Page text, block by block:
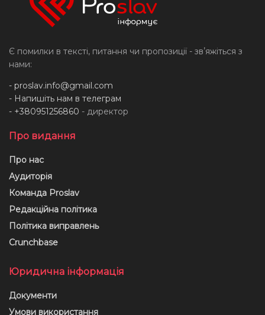
Є помилки в тексті, питання чи пропозиції - звʼяжіться з
нами:
- proslav.info@gmail.com
- Напишіть нам в телеграм
- +380951256860 - директор
Про видання
Про нас
Аудиторія
Команда Proslav
Редакційна політика
Політика виправлень
Crunchbase
Юридична інформація
Документи
Умови використання